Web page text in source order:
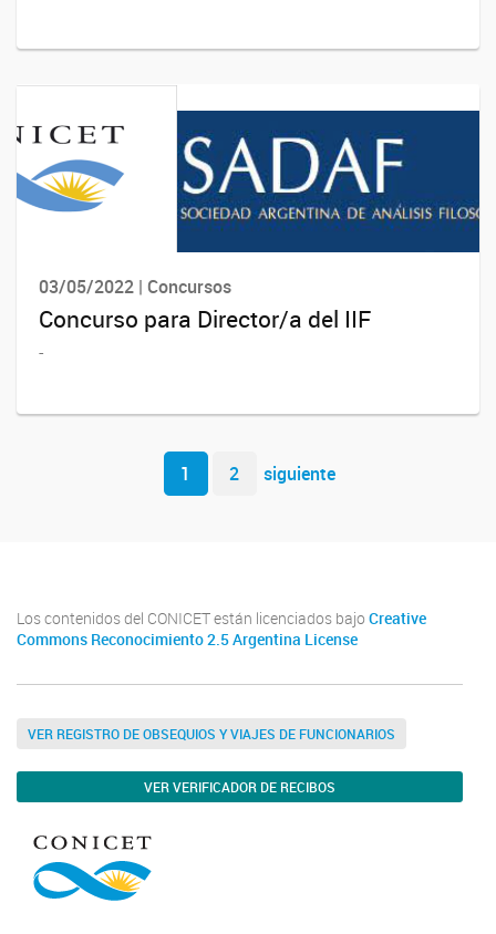
03/05/2022 | Concursos
Concurso para Director/a del IIF
-
Navegador de artículos
1 2 siguiente
Los contenidos del CONICET están licenciados bajo Creative
Commons Reconocimiento 2.5 Argentina License
VER REGISTRO DE OBSEQUIOS Y VIAJES DE FUNCIONARIOS
VER VERIFICADOR DE RECIBOS